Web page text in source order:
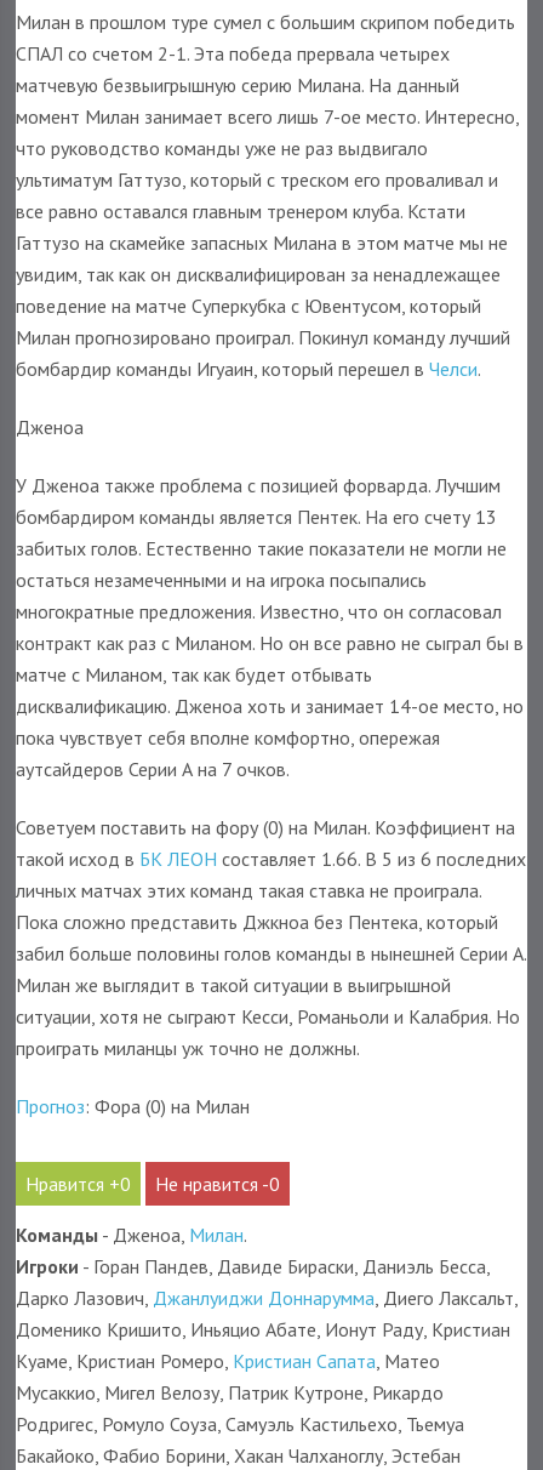
Милан в прошлом туре сумел с большим скрипом победить
СПАЛ со счетом 2-1. Эта победа прервала четырех
матчевую безвыигрышную серию Милана. На данный
момент Милан занимает всего лишь 7-ое место. Интересно,
что руководство команды уже не раз выдвигало
ультиматум Гаттузо, который с треском его проваливал и
все равно оставался главным тренером клуба. Кстати
Гаттузо на скамейке запасных Милана в этом матче мы не
увидим, так как он дисквалифицирован за ненадлежащее
поведение на матче Суперкубка с Ювентусом, который
Милан прогнозировано проиграл. Покинул команду лучший
бомбардир команды Игуаин, который перешел вЧелси.
Дженоа
У Дженоа также проблема с позицией форварда. Лучшим
бомбардиром команды является Пентек. На его счету 13
забитых голов. Естественно такие показатели не могли не
остаться незамеченными и на игрока посыпались
многократные предложения. Известно, что он согласовал
контракт как раз с Миланом. Но он все равно не сыграл бы в
матче с Миланом, так как будет отбывать
дисквалификацию. Дженоа хоть и занимает 14-ое место, но
пока чувствует себя вполне комфортно, опережая
аутсайдеров Серии А на 7 очков.
Советуем поставить на фору (0) на Милан. Коэффициент на
такой исход в БК ЛЕОН составляет 1.66. В 5 из 6 последних
личных матчах этих команд такая ставка не проиграла.
Пока сложно представить Джкноа без Пентека, который
забил больше половины голов команды в нынешней Серии А.
Милан же выглядит в такой ситуации в выигрышной
ситуации, хотя не сыграют Кесси, Романьоли и Калабрия. Но
проиграть миланцы уж точно не должны.
Прогноз: Фора (0) на Милан
0 0
Команды - Дженоа, Милан.
Игроки - Горан Пандев, Давиде Бираски, Даниэль Бесса,
Дарко Лазович, Джанлуиджи Доннарумма, Диего Лаксальт,
Доменико Кришито, Иньяцио Абате, Ионут Раду, Кристиан
Куаме, Кристиан Ромеро, Кристиан Сапата, Матео
Мусаккио, Мигел Велозу, Патрик Кутроне, Рикардо
Родригес, Ромуло Соуза, Самуэль Кастильехо, Тьемуа
Бакайоко, Фабио Борини, Хакан Чалханоглу, Эстебан